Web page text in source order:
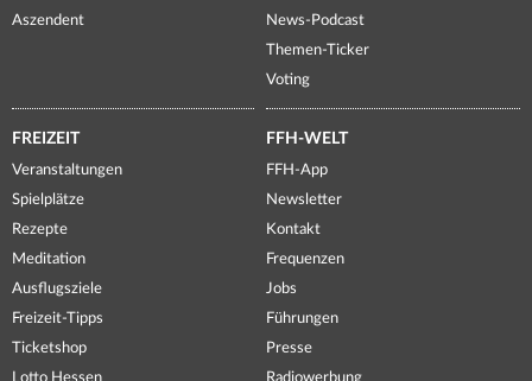
Aszendent
News-Podcast
Themen-Ticker
Voting
FREIZEIT
Veranstaltungen
Spielplätze
Rezepte
Meditation
Ausflugsziele
Freizeit-Tipps
Ticketshop
Lotto Hessen
FFH-WELT
FFH-App
Newsletter
Kontakt
Frequenzen
Jobs
Führungen
Presse
Radiowerbung